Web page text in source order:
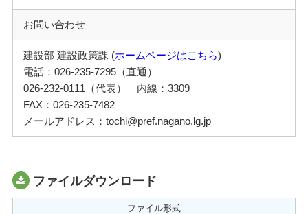
お問い合わせ
建設部 建設政策課 (ホームページはこちら)
電話：026-235-7295（直通）
026-232-0111（代表） 内線：3309
FAX：026-235-7482
メールアドレス：tochi@pref.nagano.lg.jp
ファイルダウンロード
ファイル形式